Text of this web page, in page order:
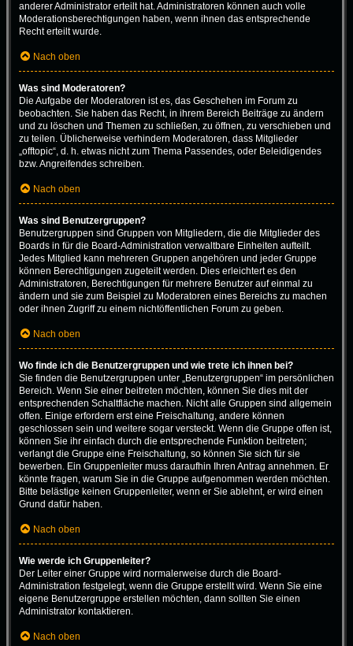
anderer Administrator erteilt hat. Administratoren können auch volle
Moderationsberechtigungen haben, wenn ihnen das entsprechende
Recht erteilt wurde.
Nach oben
Was sind Moderatoren?
Die Aufgabe der Moderatoren ist es, das Geschehen im Forum zu
beobachten. Sie haben das Recht, in ihrem Bereich Beiträge zu ändern
und zu löschen und Themen zu schließen, zu öffnen, zu verschieben und
zu teilen. Üblicherweise verhindern Moderatoren, dass Mitglieder
„offtopic“, d. h. etwas nicht zum Thema Passendes, oder Beleidigendes
bzw. Angreifendes schreiben.
Nach oben
Was sind Benutzergruppen?
Benutzergruppen sind Gruppen von Mitgliedern, die die Mitglieder des
Boards in für die Board-Administration verwaltbare Einheiten aufteilt.
Jedes Mitglied kann mehreren Gruppen angehören und jeder Gruppe
können Berechtigungen zugeteilt werden. Dies erleichtert es den
Administratoren, Berechtigungen für mehrere Benutzer auf einmal zu
ändern und sie zum Beispiel zu Moderatoren eines Bereichs zu machen
oder ihnen Zugriff zu einem nichtöffentlichen Forum zu geben.
Nach oben
Wo finde ich die Benutzergruppen und wie trete ich ihnen bei?
Sie finden die Benutzergruppen unter „Benutzergruppen“ im persönlichen
Bereich. Wenn Sie einer beitreten möchten, können Sie dies mit der
entsprechenden Schaltfläche machen. Nicht alle Gruppen sind allgemein
offen. Einige erfordern erst eine Freischaltung, andere können
geschlossen sein und weitere sogar versteckt. Wenn die Gruppe offen ist,
können Sie ihr einfach durch die entsprechende Funktion beitreten;
verlangt die Gruppe eine Freischaltung, so können Sie sich für sie
bewerben. Ein Gruppenleiter muss daraufhin Ihren Antrag annehmen. Er
könnte fragen, warum Sie in die Gruppe aufgenommen werden möchten.
Bitte belästige keinen Gruppenleiter, wenn er Sie ablehnt, er wird einen
Grund dafür haben.
Nach oben
Wie werde ich Gruppenleiter?
Der Leiter einer Gruppe wird normalerweise durch die Board-
Administration festgelegt, wenn die Gruppe erstellt wird. Wenn Sie eine
eigene Benutzergruppe erstellen möchten, dann sollten Sie einen
Administrator kontaktieren.
Nach oben